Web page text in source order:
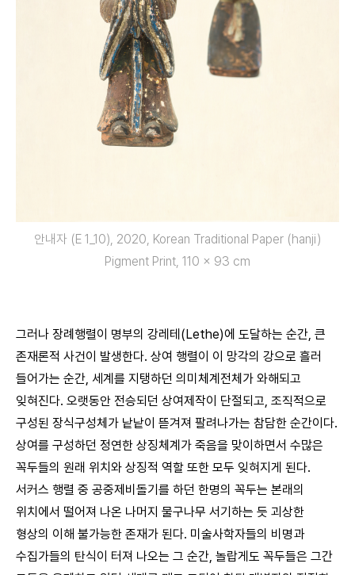
안내자 (E 1_10), 2020, Korean Traditional Paper (hanji)
Pigment Print, 110 × 93 cm
그러나 장례행렬이 명부의 강레테(Lethe)에 도달하는 순간, 큰
존재론적 사건이 발생한다. 상여 행렬이 이 망각의 강으로 흘러
들어가는 순간, 세계를 지탱하던 의미체계전체가 와해되고
잊혀진다. 오랫동안 전승되던 상여제작이 단절되고, 조직적으로
구성된 장식구성체가 낱낱이 뜯겨져 팔려나가는 참담한 순간이다.
상여를 구성하던 정연한 상징체계가 죽음을 맞이하면서 수많은
꼭두들의 원래 위치와 상징적 역할 또한 모두 잊혀지게 된다.
서커스 행렬 중 공중제비돌기를 하던 한명의 꼭두는 본래의
위치에서 떨어져 나온 나머지 물구나무 서기하는 듯 괴상한
형상의 이해 불가능한 존재가 된다. 미술사학자들의 비명과
수집가들의 탄식이 터져 나오는 그 순간, 놀랍게도 꼭두들은 그간